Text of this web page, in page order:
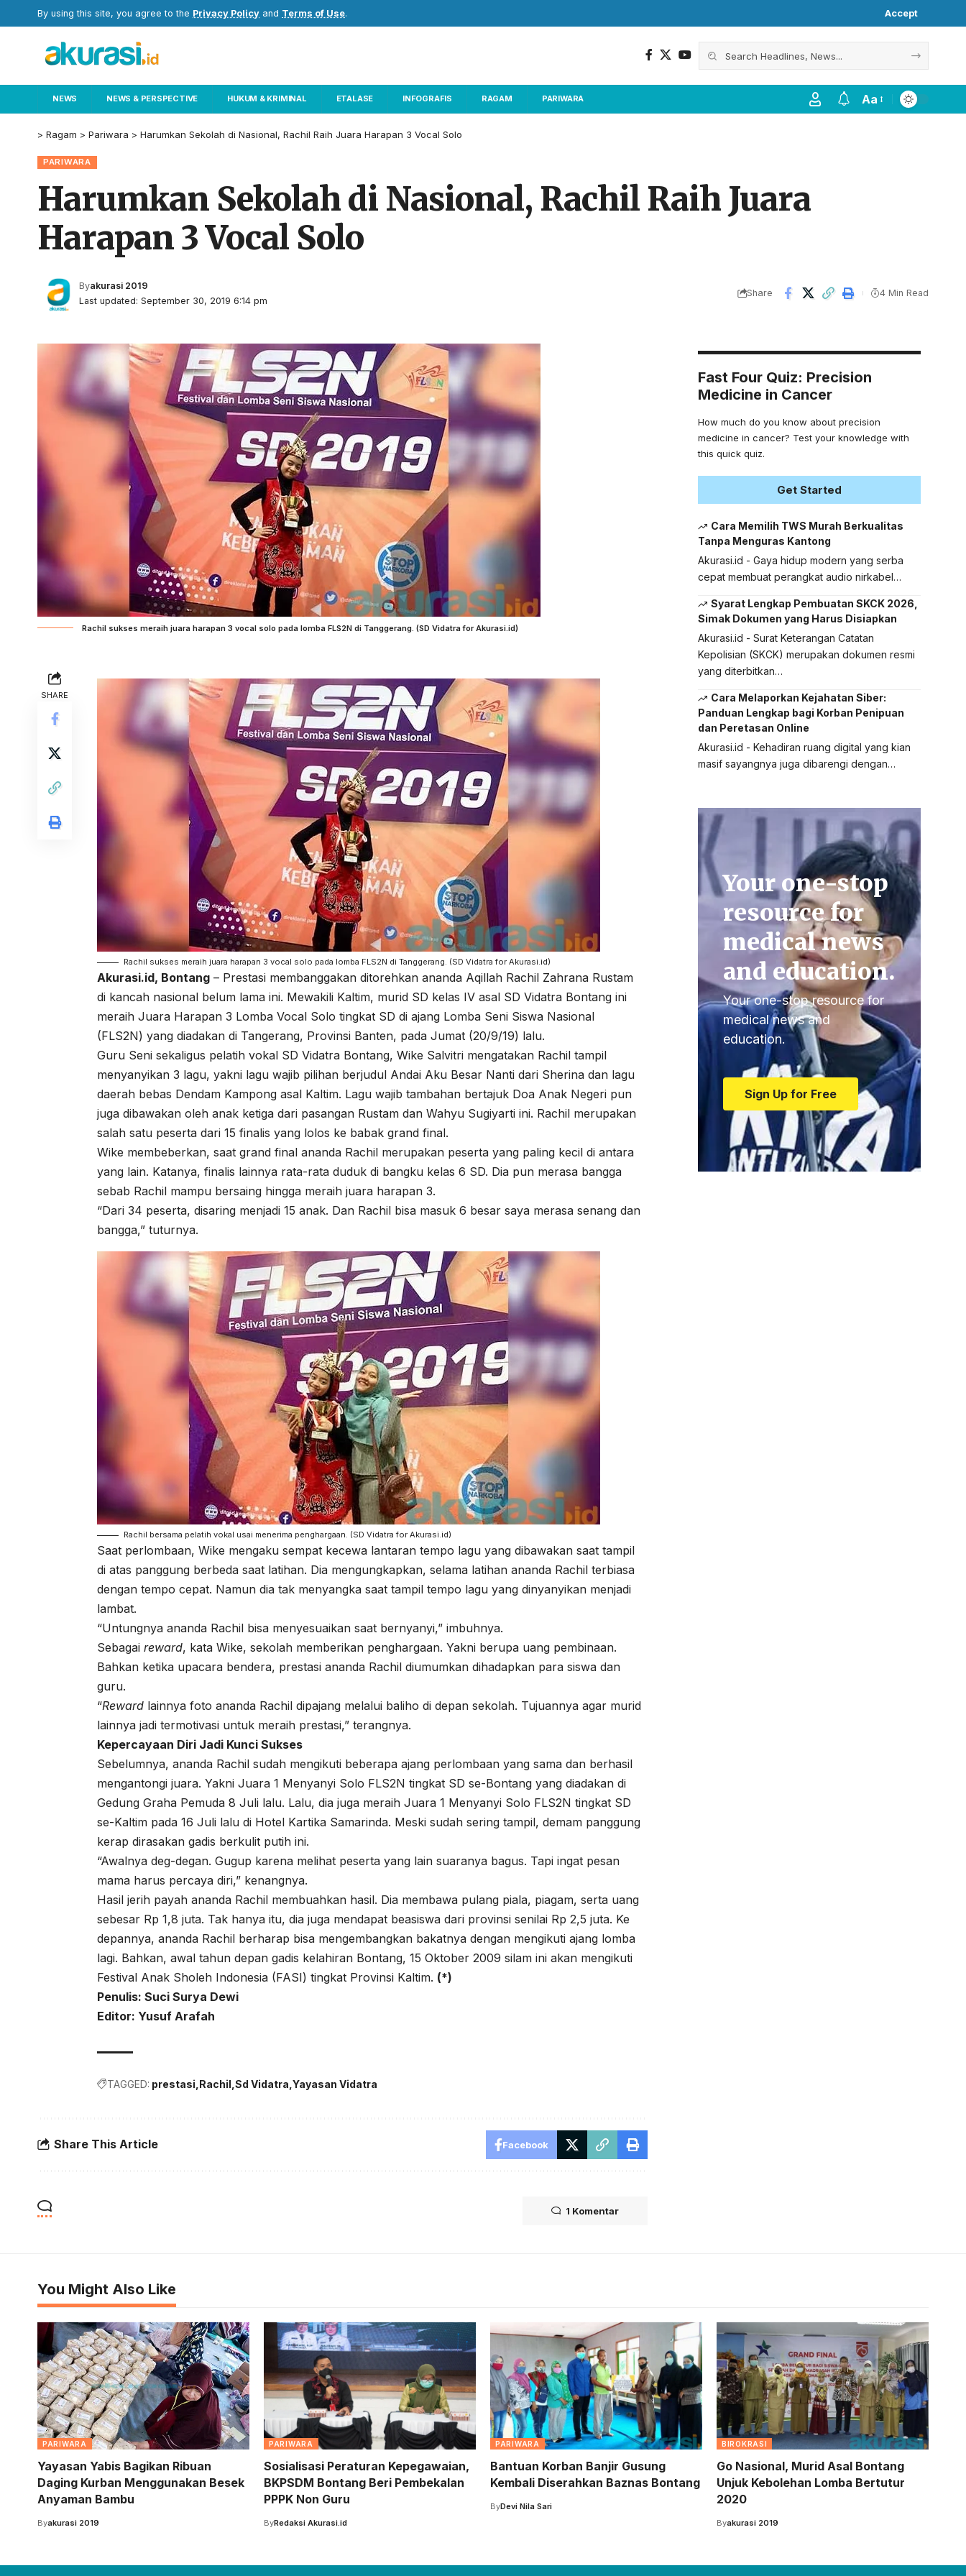
By using this site, you agree to the Privacy Policy and Terms of Use. Accept
NEWS NEWS & PERSPECTIVE HUKUM & KRIMINAL ETALASE INFOGRAFIS RAGAM PARIWARA Aa
> Ragam > Pariwara > Harumkan Sekolah di Nasional, Rachil Raih Juara Harapan 3 Vocal Solo
PARIWARA
Harumkan Sekolah di Nasional, Rachil Raih Juara
Harapan 3 Vocal Solo
Last updated: September 30, 2019 6:14 pm
Byakurasi 2019
Share 4 Min Read
Rachil sukses meraih juara harapan 3 vocal solo pada lomba FLS2N di Tanggerang. (SD Vidatra for Akurasi.id)
SHARE
Rachil sukses meraih juara harapan 3 vocal solo pada lomba FLS2N di Tanggerang. (SD Vidatra for Akurasi.id)
Akurasi.id, Bontang – Prestasi membanggakan ditorehkan ananda Aqillah Rachil Zahrana Rustam
di kancah nasional belum lama ini. Mewakili Kaltim, murid SD kelas IV asal SD Vidatra Bontang ini
meraih Juara Harapan 3 Lomba Vocal Solo tingkat SD di ajang Lomba Seni Siswa Nasional
(FLS2N) yang diadakan di Tangerang, Provinsi Banten, pada Jumat (20/9/19) lalu.
Guru Seni sekaligus pelatih vokal SD Vidatra Bontang, Wike Salvitri mengatakan Rachil tampil
menyanyikan 3 lagu, yakni lagu wajib pilihan berjudul Andai Aku Besar Nanti dari Sherina dan lagu
daerah bebas Dendam Kampong asal Kaltim. Lagu wajib tambahan bertajuk Doa Anak Negeri pun
juga dibawakan oleh anak ketiga dari pasangan Rustam dan Wahyu Sugiyarti ini. Rachil merupakan
salah satu peserta dari 15 finalis yang lolos ke babak grand final.
Wike membeberkan, saat grand final ananda Rachil merupakan peserta yang paling kecil di antara
yang lain. Katanya, finalis lainnya rata-rata duduk di bangku kelas 6 SD. Dia pun merasa bangga
sebab Rachil mampu bersaing hingga meraih juara harapan 3.
“Dari 34 peserta, disaring menjadi 15 anak. Dan Rachil bisa masuk 6 besar saya merasa senang dan
bangga,” tuturnya.
Rachil bersama pelatih vokal usai menerima penghargaan. (SD Vidatra for Akurasi.id)
Saat perlombaan, Wike mengaku sempat kecewa lantaran tempo lagu yang dibawakan saat tampil
di atas panggung berbeda saat latihan. Dia mengungkapkan, selama latihan ananda Rachil terbiasa
dengan tempo cepat. Namun dia tak menyangka saat tampil tempo lagu yang dinyanyikan menjadi
lambat.
“Untungnya ananda Rachil bisa menyesuaikan saat bernyanyi,” imbuhnya.
Sebagaireward, kata Wike, sekolah memberikan penghargaan. Yakni berupa uang pembinaan.
Bahkan ketika upacara bendera, prestasi ananda Rachil diumumkan dihadapkan para siswa dan
guru.
“Reward lainnya foto ananda Rachil dipajang melalui baliho di depan sekolah. Tujuannya agar murid
lainnya jadi termotivasi untuk meraih prestasi,” terangnya.
Kepercayaan Diri Jadi Kunci Sukses
Sebelumnya, ananda Rachil sudah mengikuti beberapa ajang perlombaan yang sama dan berhasil
mengantongi juara. Yakni Juara 1 Menyanyi Solo FLS2N tingkat SD se-Bontang yang diadakan di
Gedung Graha Pemuda 8 Juli lalu. Lalu, dia juga meraih Juara 1 Menyanyi Solo FLS2N tingkat SD
se-Kaltim pada 16 Juli lalu di Hotel Kartika Samarinda. Meski sudah sering tampil, demam panggung
kerap dirasakan gadis berkulit putih ini.
“Awalnya deg-degan. Gugup karena melihat peserta yang lain suaranya bagus. Tapi ingat pesan
mama harus percaya diri,” kenangnya.
Hasil jerih payah ananda Rachil membuahkan hasil. Dia membawa pulang piala, piagam, serta uang
sebesar Rp 1,8 juta. Tak hanya itu, dia juga mendapat beasiswa dari provinsi senilai Rp 2,5 juta. Ke
depannya, ananda Rachil berharap bisa mengembangkan bakatnya dengan mengikuti ajang lomba
lagi. Bahkan, awal tahun depan gadis kelahiran Bontang, 15 Oktober 2009 silam ini akan mengikuti
Festival Anak Sholeh Indonesia (FASI) tingkat Provinsi Kaltim. (*)
Penulis: Suci Surya Dewi
Editor: Yusuf Arafah
TAGGED: prestasi Rachil Sd Vidatra Yayasan Vidatra
Share This Article Facebook
1 Komentar
Fast Four Quiz: Precision
Medicine in Cancer
How much do you know about precision
medicine in cancer? Test your knowledge with
this quick quiz.
Get Started
Cara Memilih TWS Murah Berkualitas
Tanpa Menguras Kantong
Akurasi.id - Gaya hidup modern yang serba
cepat membuat perangkat audio nirkabel…
Syarat Lengkap Pembuatan SKCK 2026,
Simak Dokumen yang Harus Disiapkan
Akurasi.id - Surat Keterangan Catatan
Kepolisian (SKCK) merupakan dokumen resmi
yang diterbitkan…
Cara Melaporkan Kejahatan Siber:
Panduan Lengkap bagi Korban Penipuan
dan Peretasan Online
Akurasi.id - Kehadiran ruang digital yang kian
masif sayangnya juga dibarengi dengan…
Your one-stop
resource for
medical news
and education.
Your one-stop resource for
medical news and
education.
Sign Up for Free
You Might Also Like
PARIWARA
Yayasan Yabis Bagikan Ribuan
Daging Kurban Menggunakan Besek
Anyaman Bambu
Byakurasi 2019
PARIWARA
Sosialisasi Peraturan Kepegawaian,
BKPSDM Bontang Beri Pembekalan
PPPK Non Guru
ByRedaksi Akurasi.id
PARIWARA
Bantuan Korban Banjir Gusung
Kembali Diserahkan Baznas Bontang
ByDevi Nila Sari
BIROKRASI
Go Nasional, Murid Asal Bontang
Unjuk Kebolehan Lomba Bertutur
2020
Byakurasi 2019